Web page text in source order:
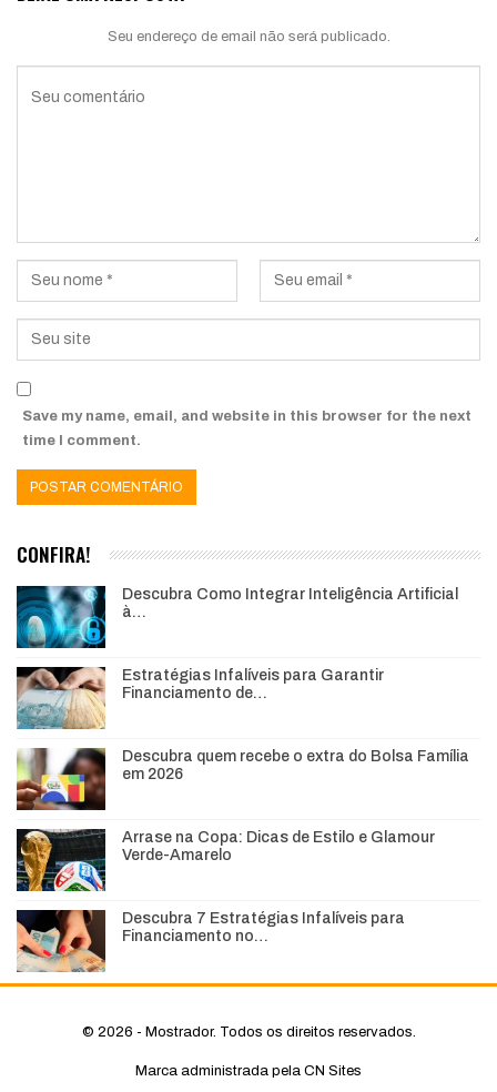
Seu endereço de email não será publicado.
Save my name, email, and website in this browser for the next
time I comment.
CONFIRA!
Descubra Como Integrar Inteligência Artificial
à…
Estratégias Infalíveis para Garantir
Financiamento de…
Descubra quem recebe o extra do Bolsa Família
em 2026
Arrase na Copa: Dicas de Estilo e Glamour
Verde-Amarelo
Descubra 7 Estratégias Infalíveis para
Financiamento no…
© 2026 - Mostrador. Todos os direitos reservados.
Marca administrada pela CN Sites